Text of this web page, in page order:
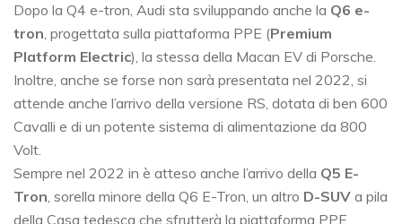
Dopo la Q4 e-tron, Audi sta sviluppando anche la Q6 e-
tron, progettata sulla piattaforma PPE (Premium
Platform Electric), la stessa della Macan EV di Porsche.
Inoltre, anche se forse non sarà presentata nel 2022, si
attende anche l’arrivo della versione RS, dotata di ben 600
Cavalli e di un potente sistema di alimentazione da 800
Volt.
Sempre nel 2022 in è atteso anche l’arrivo della Q5 E-
Tron, sorella minore della Q6 E-Tron, un altro D-SUV a pila
della Casa tedesca che sfrutterà la piattaforma PPE.